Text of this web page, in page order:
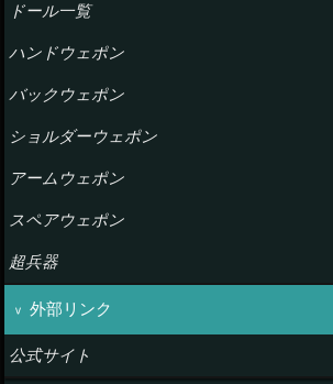
ドール一覧
ハンドウェポン
バックウェポン
ショルダーウェポン
アームウェポン
スペアウェポン
超兵器
外部リンク
公式サイト